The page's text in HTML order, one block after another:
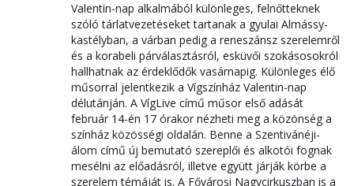
Valentin-nap alkalmából különleges, felnőtteknek
szóló tárlatvezetéseket tartanak a gyulai Almássy-
kastélyban, a várban pedig a reneszánsz szerelemről
és a korabeli párválasztásról, esküvői szokásosokról
hallhatnak az érdeklődők vasárnapig. Különleges élő
műsorral jelentkezik a Vígszínház Valentin-nap
délutánján. A VígLive című műsor első adását
február 14-én 17 órakor nézheti meg a közönség a
színház közösségi oldalán. Benne a Szentivánéji-
álom című új bemutató szereplői és alkotói fognak
mesélni az előadásról, illetve együtt járják körbe a
szerelem témáját is. A Fővárosi Nagycirkuszban is a